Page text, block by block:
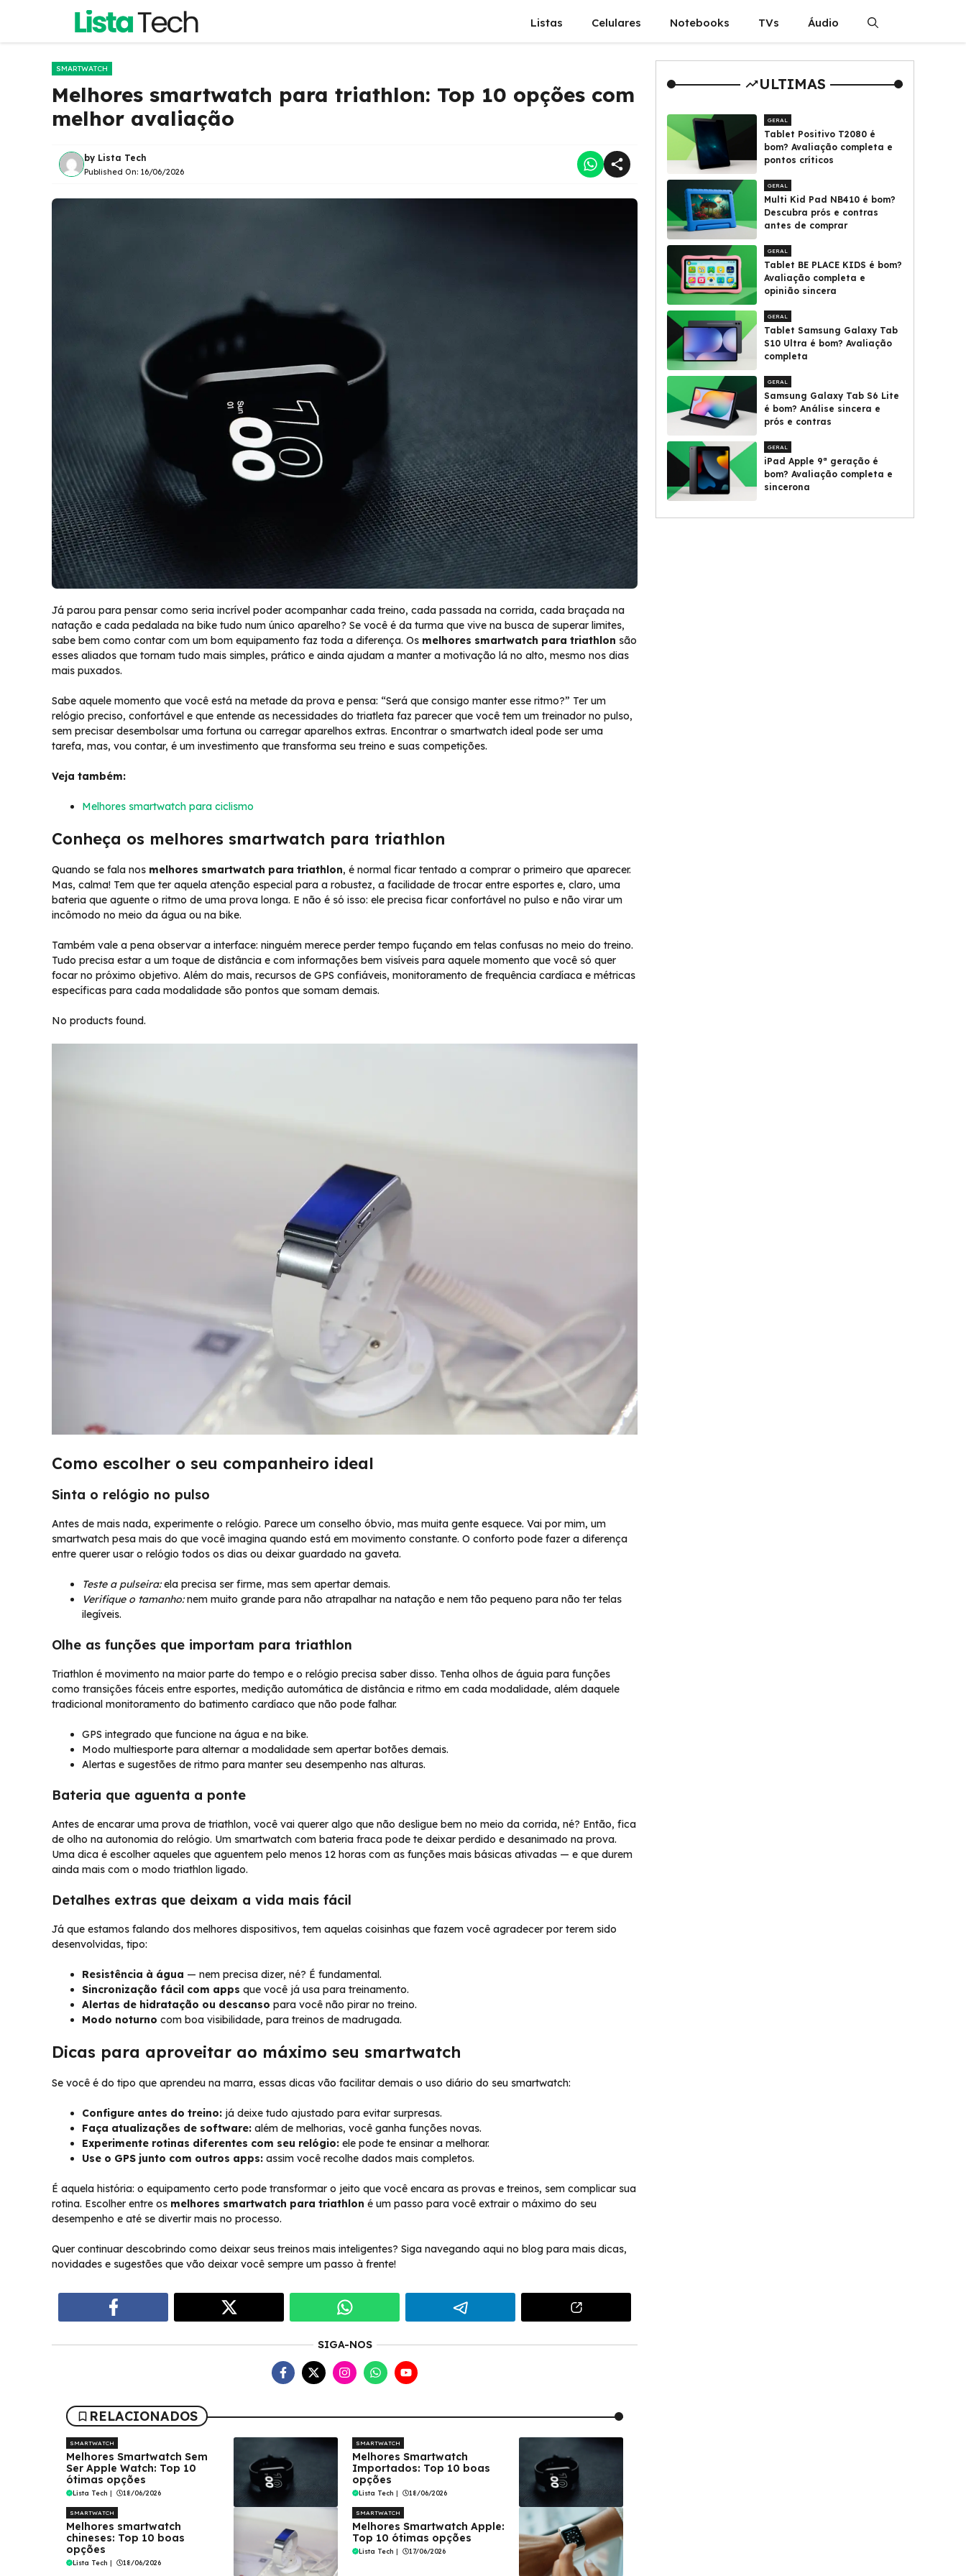
o
Listas Celulares Notebooks TVs Áudio
SMARTWATCH
Melhores smartwatch para triathlon: Top 10 opções com
melhor avaliação
by Lista Tech
Published On: 16/06/2026
Já parou para pensar como seria incrível poder acompanhar cada treino, cada passada na corrida, cada braçada na
natação e cada pedalada na bike tudo num único aparelho? Se você é da turma que vive na busca de superar limites,
sabe bem como contar com um bom equipamento faz toda a diferença. Os melhores smartwatch para triathlon são
esses aliados que tornam tudo mais simples, prático e ainda ajudam a manter a motivação lá no alto, mesmo nos dias
mais puxados.
Sabe aquele momento que você está na metade da prova e pensa: “Será que consigo manter esse ritmo?” Ter um
relógio preciso, confortável e que entende as necessidades do triatleta faz parecer que você tem um treinador no pulso,
sem precisar desembolsar uma fortuna ou carregar aparelhos extras. Encontrar o smartwatch ideal pode ser uma
tarefa, mas, vou contar, é um investimento que transforma seu treino e suas competições.
Veja também:
Melhores smartwatch para ciclismo
Conheça os melhores smartwatch para triathlon
Quando se fala nos melhores smartwatch para triathlon, é normal ficar tentado a comprar o primeiro que aparecer.
Mas, calma! Tem que ter aquela atenção especial para a robustez, a facilidade de trocar entre esportes e, claro, uma
bateria que aguente o ritmo de uma prova longa. E não é só isso: ele precisa ficar confortável no pulso e não virar um
incômodo no meio da água ou na bike.
Também vale a pena observar a interface: ninguém merece perder tempo fuçando em telas confusas no meio do treino.
Tudo precisa estar a um toque de distância e com informações bem visíveis para aquele momento que você só quer
focar no próximo objetivo. Além do mais, recursos de GPS confiáveis, monitoramento de frequência cardíaca e métricas
específicas para cada modalidade são pontos que somam demais.
No products found.
Como escolher o seu companheiro ideal
Sinta o relógio no pulso
Antes de mais nada, experimente o relógio. Parece um conselho óbvio, mas muita gente esquece. Vai por mim, um
smartwatch pesa mais do que você imagina quando está em movimento constante. O conforto pode fazer a diferença
entre querer usar o relógio todos os dias ou deixar guardado na gaveta.
Teste a pulseira:ela precisa ser firme, mas sem apertar demais.
Verifique o tamanho:nem muito grande para não atrapalhar na natação e nem tão pequeno para não ter telas
ilegíveis.
Olhe as funções que importam para triathlon
Triathlon é movimento na maior parte do tempo e o relógio precisa saber disso. Tenha olhos de águia para funções
como transições fáceis entre esportes, medição automática de distância e ritmo em cada modalidade, além daquele
tradicional monitoramento do batimento cardíaco que não pode falhar.
GPS integrado que funcione na água e na bike.
Modo multiesporte para alternar a modalidade sem apertar botões demais.
Alertas e sugestões de ritmo para manter seu desempenho nas alturas.
Bateria que aguenta a ponte
Antes de encarar uma prova de triathlon, você vai querer algo que não desligue bem no meio da corrida, né? Então, fica
de olho na autonomia do relógio. Um smartwatch com bateria fraca pode te deixar perdido e desanimado na prova.
Uma dica é escolher aqueles que aguentem pelo menos 12 horas com as funções mais básicas ativadas — e que durem
ainda mais com o modo triathlon ligado.
Detalhes extras que deixam a vida mais fácil
Já que estamos falando dos melhores dispositivos, tem aquelas coisinhas que fazem você agradecer por terem sido
desenvolvidas, tipo:
Resistência à água — nem precisa dizer, né? É fundamental.
Sincronização fácil com apps que você já usa para treinamento.
Alertas de hidratação ou descanso para você não pirar no treino.
Modo noturno com boa visibilidade, para treinos de madrugada.
Dicas para aproveitar ao máximo seu smartwatch
Se você é do tipo que aprendeu na marra, essas dicas vão facilitar demais o uso diário do seu smartwatch:
Configure antes do treino: já deixe tudo ajustado para evitar surpresas.
Faça atualizações de software: além de melhorias, você ganha funções novas.
Experimente rotinas diferentes com seu relógio: ele pode te ensinar a melhorar.
Use o GPS junto com outros apps: assim você recolhe dados mais completos.
É aquela história: o equipamento certo pode transformar o jeito que você encara as provas e treinos, sem complicar sua
rotina. Escolher entre os melhores smartwatch para triathlon é um passo para você extrair o máximo do seu
desempenho e até se divertir mais no processo.
Quer continuar descobrindo como deixar seus treinos mais inteligentes? Siga navegando aqui no blog para mais dicas,
novidades e sugestões que vão deixar você sempre um passo à frente!
SIGA-NOS
RELACIONADOS
SMARTWATCH
Melhores Smartwatch Sem
Ser Apple Watch: Top 10
ótimas opções
Lista Tech 18/06/2026
SMARTWATCH
Melhores Smartwatch
Importados: Top 10 boas
opções
Lista Tech 18/06/2026
SMARTWATCH
Melhores smartwatch
chineses: Top 10 boas
opções
Lista Tech | 18/06/2026
SMARTWATCH
Melhores Smartwatch Apple:
Top 10 ótimas opções
Lista Tech | 17/06/2026
ULTIMAS
GERAL
Tablet Positivo T2080 é
bom? Avaliação completa e
pontos críticos
GERAL
Multi Kid Pad NB410 é bom?
Descubra prós e contras
antes de comprar
GERAL
Tablet BE PLACE KIDS é bom?
Avaliação completa e
opinião sincera
GERAL
Tablet Samsung Galaxy Tab
S10 Ultra é bom? Avaliação
completa
GERAL
Samsung Galaxy Tab S6 Lite
é bom? Análise sincera e
prós e contras
GERAL
iPad Apple 9ª geração é
bom? Avaliação completa e
sincerona